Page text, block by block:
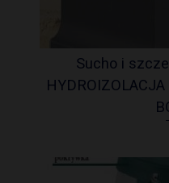
Sucho i